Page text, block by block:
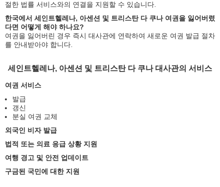
절한 법률 서비스와의 연결을 지원할 수 있습니다.
한국에서 세인트헬레나, 아센션 및 트리스탄 다 쿠나 여권을 잃어버렸
다면 어떻게 해야 하나요?
여권을 잃어버린 경우 즉시 대사관에 연락하여 새로운 여권 발급 절차
를 안내받아야 합니다.
세인트헬레나, 아센션 및 트리스탄 다 쿠나 대사관의 서비스
여권 서비스
발급
갱신
분실 여권 교체
외국인 비자 발급
법적 또는 의료 응급 상황 지원
여행 경고 및 안전 업데이트
구금된 국민에 대한 지원